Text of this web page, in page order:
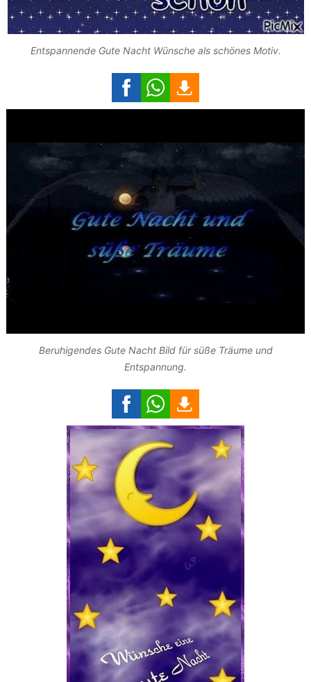
Entspannende Gute Nacht Wünsche als schönes Motiv.
Beruhigendes Gute Nacht Bild für süße Träume und
Entspannung.